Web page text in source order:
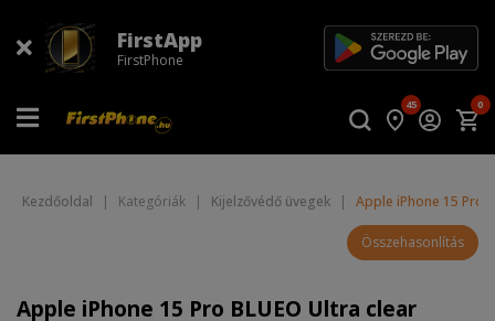
FirstApp
FirstPhone
45 0
Kezdőoldal | Kategóriák | Kijelzővédő üvegek | Apple iPhone 15 Pro
Összehasonlítás
Apple iPhone 15 Pro BLUEO Ultra clear